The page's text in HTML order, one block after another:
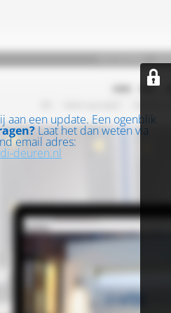
aan een update. Een ogenblik
Laat het dan weten via
email adres:
deuren.nl